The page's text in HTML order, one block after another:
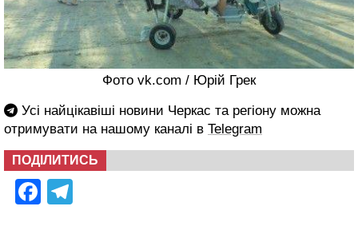
Фото vk.com / Юрій Грек
Усі найцікавіші новини Черкас та регіону можна
отримувати на нашому каналі в Telegram
ПОДІЛИТИСЬ
Facebook